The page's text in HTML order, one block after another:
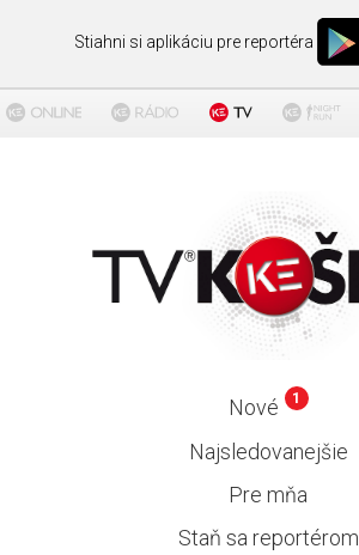
Stiahni si aplikáciu pre reportéra
Nové 1
Najsledovanejšie
Pre mňa
Staň sa reportérom